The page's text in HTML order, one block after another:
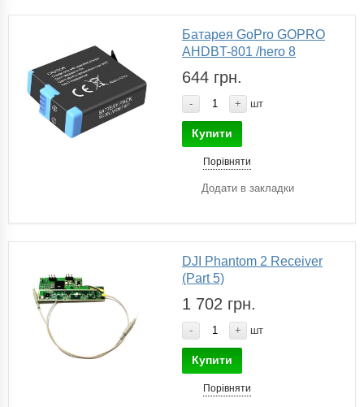
Батарея GoPro GOPRO
AHDBT-801 /hero 8
644 грн.
- + шт
Купити
Порівняти
Додати в закладки
DJI Phantom 2 Receiver
(Part 5)
1 702 грн.
- + шт
Купити
Порівняти